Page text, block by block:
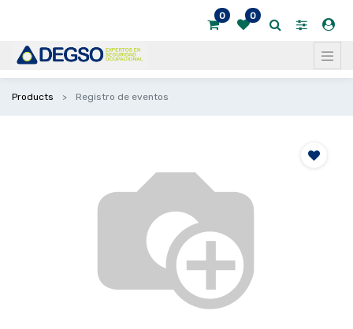
0 0
Products Registro de eventos